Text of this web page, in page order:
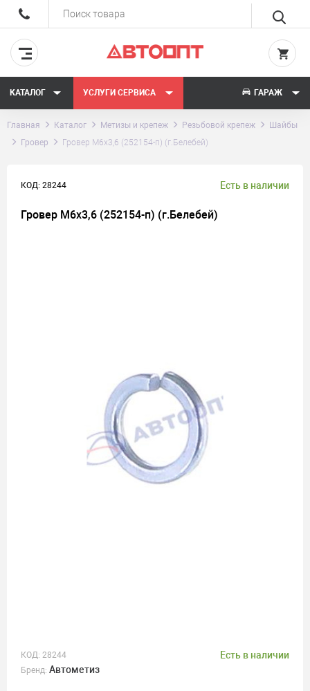
КАТАЛОГ УСЛУГИ СЕРВИСА ГАРАЖ
Главная Каталог Метизы и крепеж Резьбовой крепеж
Шайбы
Гровер
Гровер М6х3,6 (252154-п) (г.Белебей)
КОД: 28244 Есть в наличии
Гровер М6х3,6 (252154-п) (г.Белебей)
КОД: 28244 Есть в наличии
Бренд: Автометиз